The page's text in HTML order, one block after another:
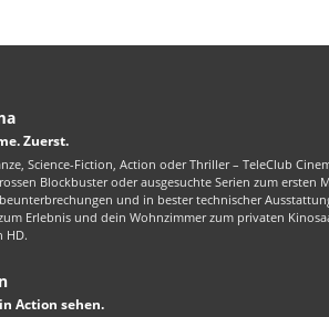
Zuerst.
Science-Fiction, Action oder Thriller – TeleClub
Blockbuster oder ausgesuchte Serien zum ersten
und in bester technischer
Erlebnis und dein Wohnzimmer zum privaten
HD.
Action sehen.